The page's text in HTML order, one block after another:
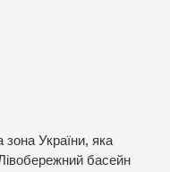
України, яка
басейн